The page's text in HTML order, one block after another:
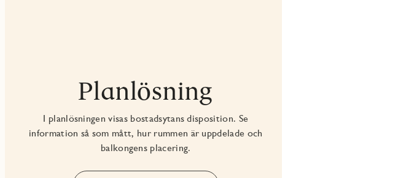
Planlösning
I planlösningen visas bostadsytans disposition. Se
information så som mått, hur rummen är uppdelade och
balkongens placering.